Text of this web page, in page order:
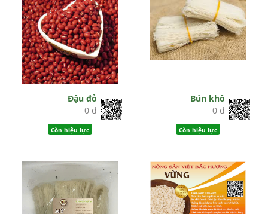
Đậu đỏ
0 đ
Còn hiệu lực
Bún khô
0 đ
Còn hiệu lực